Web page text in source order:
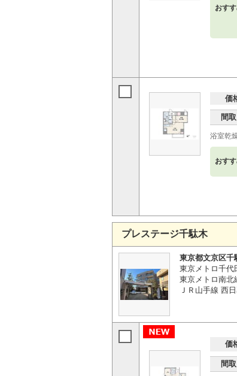
おす
価
間
浴室乾
おす
プレステージ千駄木
東京都文京区千
東京メトロ千代
東京メトロ南北
ＪＲ山手線 西
価
間